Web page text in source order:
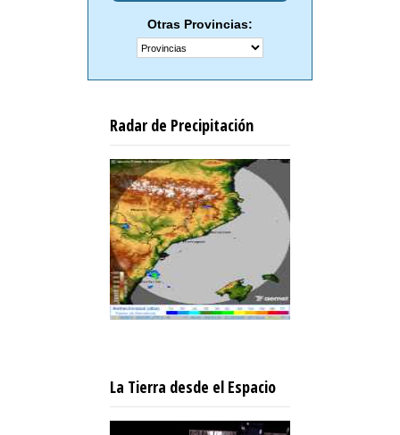
Otras Provincias:
Radar de Precipitación
La Tierra desde el Espacio